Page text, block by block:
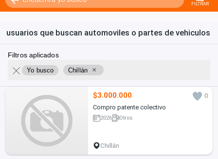
FILTRAR
usuarios que buscan automoviles o partes de vehiculos
Filtros aplicados
Yo busco Chillán ×
$3.000.000
0
Compro patente colectivo
2026 Otros
Chillán